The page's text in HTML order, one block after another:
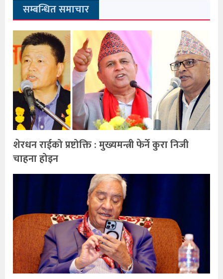
सम्बन्धित समाचार
शेरधन राईको प्रष्टोक्ति : मुख्यमन्त्री फेर्ने कुरा निजी
चाहना होइन